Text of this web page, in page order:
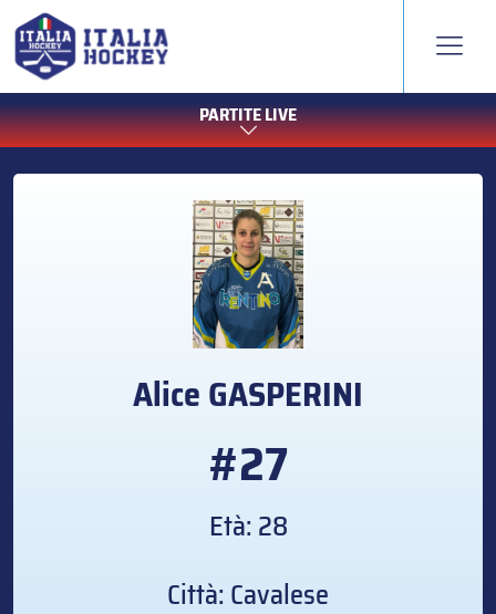
PARTITE LIVE
AliceGASPERINI
#27
Età: 28
Città: Cavalese